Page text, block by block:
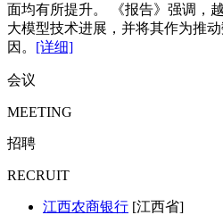
面均有所提升。 《报告》强调，
大模型技术进展，并将其作为推
因。 [详细]
会议
MEETING
招聘
RECRUIT
江西农商银行 [江西省]